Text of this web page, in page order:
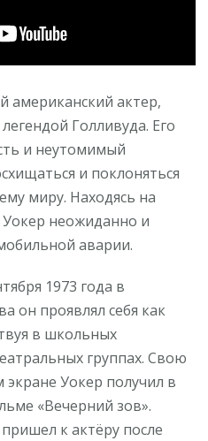
наследие,
которое
оставил
американский актер,
Голливуда. Его
и неутомимый
и поклоняться
миру. Находясь на
неожиданно и
аварии.
1973 года в
он проявлял себя как
в школьных
группах. Свою
Уокер получил в
«Вечерний зов».
к актёру после